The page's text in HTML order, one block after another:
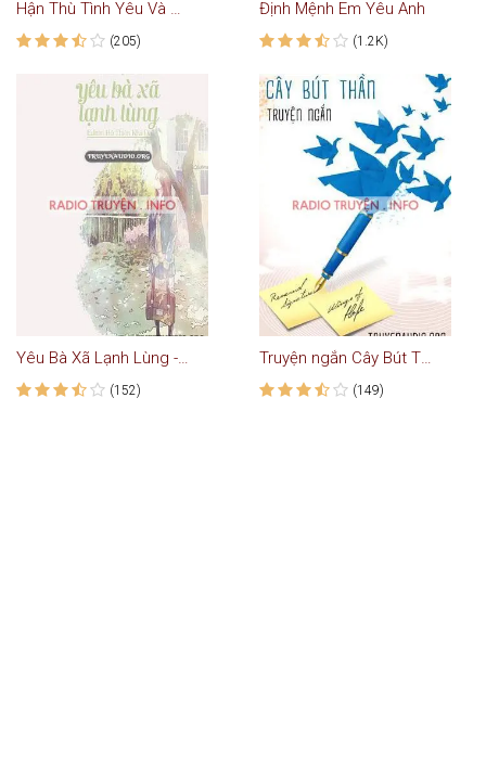
Hận Thù Tình Yêu Và Nước Mắt - Truyện Ngôn Tình
(205)
Định Mệnh Em Yêu Anh
(1.2K)
Yêu Bà Xã Lạnh Lùng - Truyện Ngôn Tình Hay Nhất
(152)
Truyện ngắn Cây Bút Thần
(149)